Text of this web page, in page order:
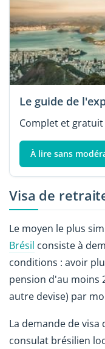
Le guide de
Complet et gratuit
À lire sans
Visa de
Le moyen le plus
Brésil consiste à
conditions : avoir
pension d'au moins
autre devise) par
La demande de
consulat brésilien